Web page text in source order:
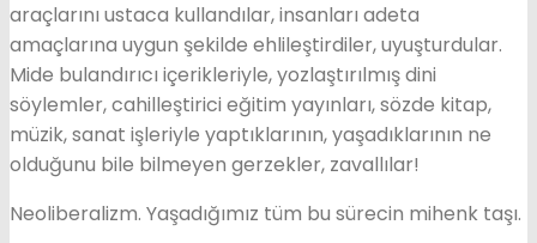
araçlarını ustaca kullandılar, insanları adeta
amaçlarına uygun şekilde ehlileştirdiler, uyuşturdular.
Mide bulandırıcı içerikleriyle, yozlaştırılmış dini
söylemler, cahilleştirici eğitim yayınları, sözde kitap,
müzik, sanat işleriyle yaptıklarının, yaşadıklarının ne
olduğunu bile bilmeyen gerzekler, zavallılar!
Neoliberalizm. Yaşadığımız tüm bu sürecin mihenk taşı.